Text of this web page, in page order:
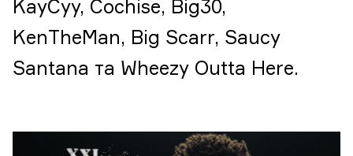
KayCyy, Cochise, Big30,
KenTheMan, Big Scarr, Saucy
Santana та Wheezy Outta Here.